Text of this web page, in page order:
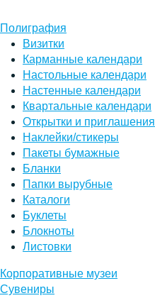
Полиграфия
Визитки
Карманные календари
Настольные календари
Настенные календари
Квартальные календари
Открытки и приглашения
Наклейки/стикеры
Пакеты бумажные
Бланки
Папки вырубные
Каталоги
Буклеты
Блокноты
Листовки
Корпоративные музеи
Сувениры